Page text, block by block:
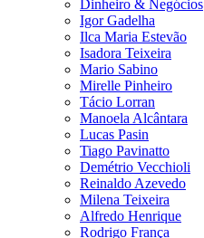
Dinheiro & Negócios
Igor Gadelha
Ilca Maria Estevão
Isadora Teixeira
Mario Sabino
Mirelle Pinheiro
Tácio Lorran
Manoela Alcântara
Lucas Pasin
Tiago Pavinatto
Demétrio Vecchioli
Reinaldo Azevedo
Milena Teixeira
Alfredo Henrique
Rodrigo França